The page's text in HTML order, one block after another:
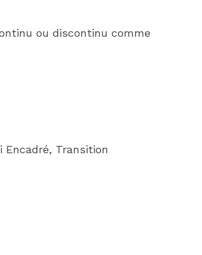
ou discontinu comme
Transition